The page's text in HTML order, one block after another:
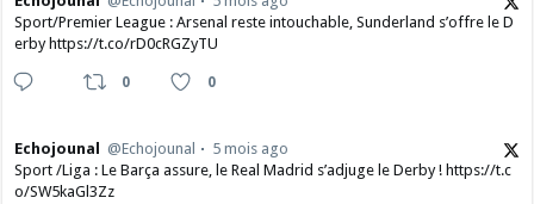
Sport/Premier League : Arsenal reste intouchable, Sunderland s’offre le D
erby https://t.co/rD0cRGZyTU
0 0
Echojounal @Echojounal
5 mois ago
Sport /Liga : Le Barça assure, le Real Madrid s’adjuge le Derby ! https://t.c
o/SW5kaGl3Zz